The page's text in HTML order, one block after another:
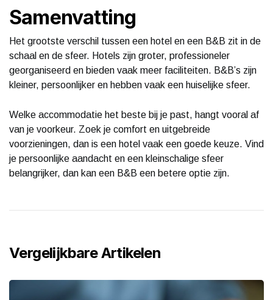
Samenvatting
Het grootste verschil tussen een hotel en een B&B zit in de
schaal en de sfeer. Hotels zijn groter, professioneler
georganiseerd en bieden vaak meer faciliteiten. B&B’s zijn
kleiner, persoonlijker en hebben vaak een huiselijke sfeer.
Welke accommodatie het beste bij je past, hangt vooral af
van je voorkeur. Zoek je comfort en uitgebreide
voorzieningen, dan is een hotel vaak een goede keuze. Vind
je persoonlijke aandacht en een kleinschalige sfeer
belangrijker, dan kan een B&B een betere optie zijn.
Vergelijkbare Artikelen